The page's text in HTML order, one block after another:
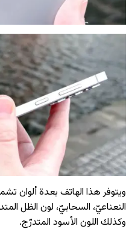
ويتوفر هذا الهاتف بعدة ألوان
النعناعيّ، السحابيّ، لون الظل
وكذلك اللون الأسود المتدرّج.